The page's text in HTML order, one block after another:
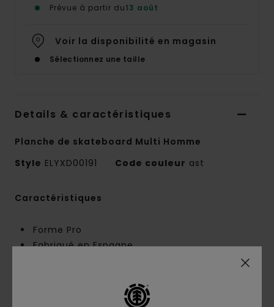
Prévue à partir du13 août
Voir la disponibilité en magasin
Sélectionnez une taille
Details & caractéristiques
Planche de skateboard Multi Homme
Style ELYXD00191 Code couleur ast
Caractéristiques
Forme Pro
Fabriqué en Espagne
Element CBN avec émissions de CO2 réduites